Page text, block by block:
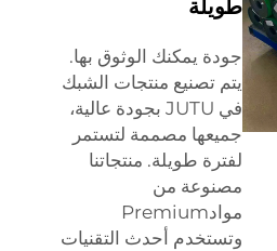
طويلة
جودة يمكنك الوثوق بها.
يتم تصنيع منتجات الشبك
في JUTU بجودة عالية،
جميعها مصممة لتستمر
لفترة طويلة. منتجاتنا
مصنوعة من
موادPremium
وتستخدم أحدث التقنيات